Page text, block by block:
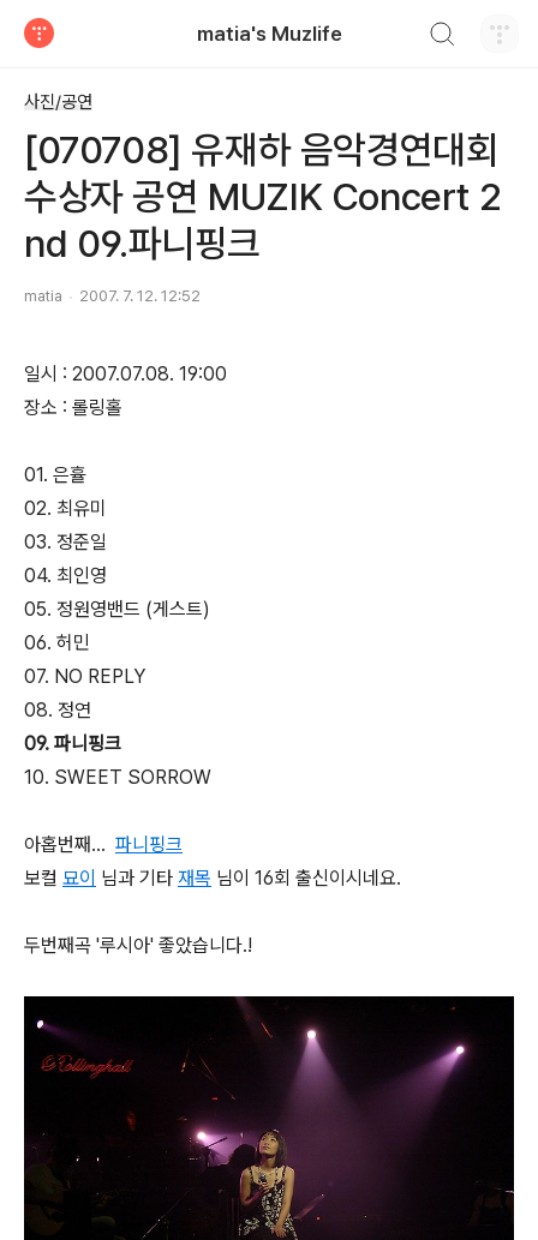
matia's Muzlife
사진/공연
[070708] 유재하 음악경연대회
수상자 공연 MUZIK Concert 2
nd 09.파니핑크
matia 2007. 7. 12. 12:52
일시 : 2007.07.08. 19:00
장소 : 롤링홀
01. 은휼
02. 최유미
03. 정준일
04. 최인영
05. 정원영밴드 (게스트)
06. 허민
07. NO REPLY
08. 정연
09. 파니핑크
10. SWEET SORROW
아홉번째... 파니핑크
보컬 묘이 님과 기타 재목 님이 16회 출신이시네요.
두번째곡 '루시아' 좋았습니다.!